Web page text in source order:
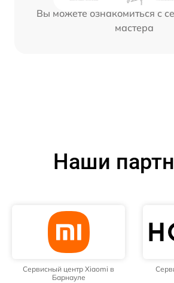
Вы можете ознакомиться с
мастера
Наши
Сервисный центр Xiaomi в
Барнауле